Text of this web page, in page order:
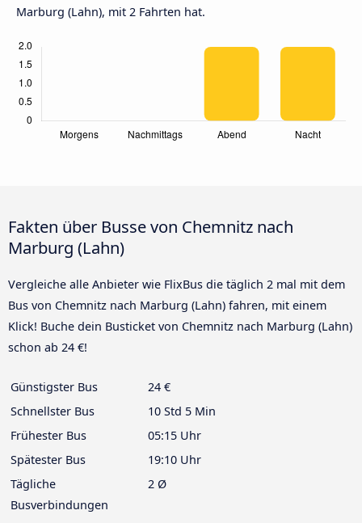
Marburg (Lahn), mit 2 Fahrten hat.
Fakten über Busse von Chemnitz nach
Marburg (Lahn)
Vergleiche alle Anbieter wie FlixBus die täglich 2 mal mit dem
Bus von Chemnitz nach Marburg (Lahn) fahren, mit einem
Klick! Buche dein Busticket von Chemnitz nach Marburg (Lahn)
schon ab 24 €!
Günstigster Bus
24 €
Schnellster Bus
10 Std 5 Min
Frühester Bus
05:15 Uhr
Spätester Bus
19:10 Uhr
Tägliche
Busverbindungen
2 Ø